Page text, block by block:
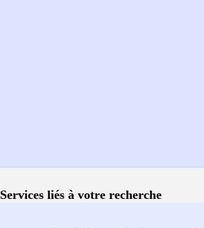
Services liés à votre recherche